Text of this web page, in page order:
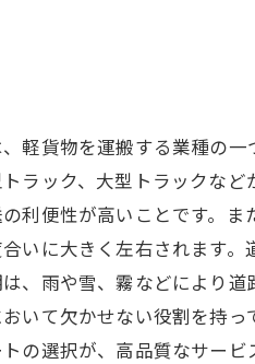
、軽貨物を運搬する業種の
ラック、大型トラックな
利便性が高いことです。
いに大きく左右されます
、雨や雪、霧などにより
いて欠かせない役割を持
の選択が、高品質なサービ